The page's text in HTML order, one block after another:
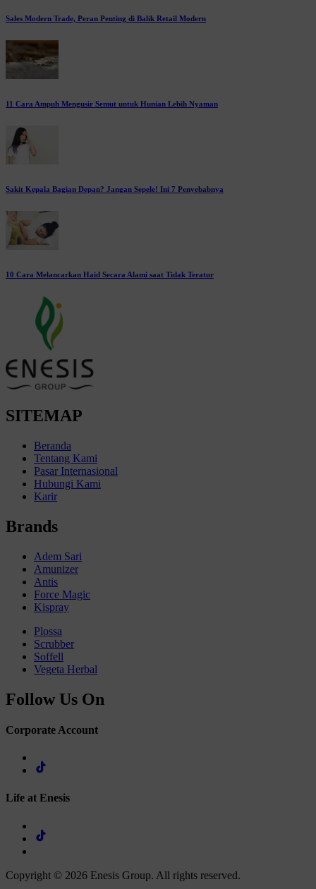
Sales Modern Trade, Peran Penting di Balik Retail Modern
11 Cara Ampuh Mengusir Semut untuk Hunian Lebih Nyaman
Sakit Kepala Bagian Depan? Jangan Sepele! Ini 7 Penyebabnya
10 Cara Melancarkan Haid Secara Alami saat Tidak Teratur
SITEMAP
Beranda
Tentang Kami
Pasar Internasional
Hubungi Kami
Karir
Brands
Adem Sari
Amunizer
Antis
Force Magic
Kispray
Plossa
Scrubber
Soffell
Vegeta Herbal
Follow Us On
Corporate Account
Life at Enesis
Copyright © 2026 Enesis Group. All rights reserved.